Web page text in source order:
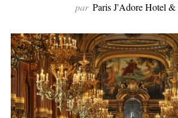
par Paris J'Adore Hotel &